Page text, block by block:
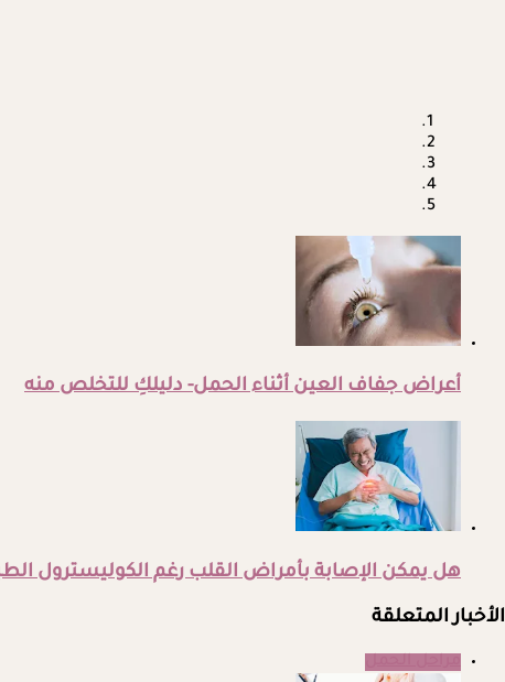
أعراض جفاف العين أثناء الحمل- دليلكِ للتخلص منه
هل يمكن الإصابة بأمراض القلب رغم الكوليسترول
الأخبار المتعلقة